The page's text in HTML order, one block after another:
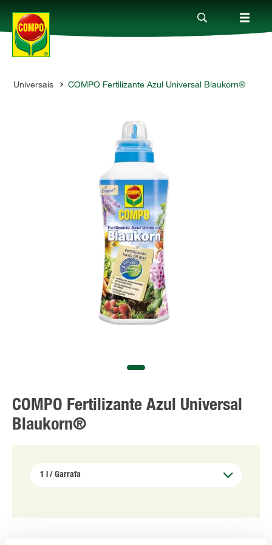
Produtos
Universais COMPO Fertilizante Azul Universal Blaukorn®
COMPO Fertilizante Azul Universal
Blaukorn®